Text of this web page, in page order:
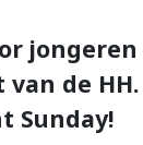
de HH.
Sunday!